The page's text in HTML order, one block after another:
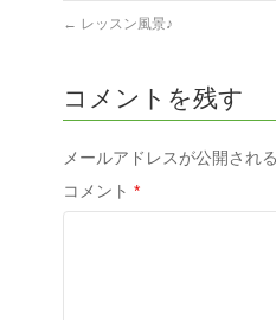
← レッスン風景♪
コメントを残す
メールアドレスが公開され
コメント *